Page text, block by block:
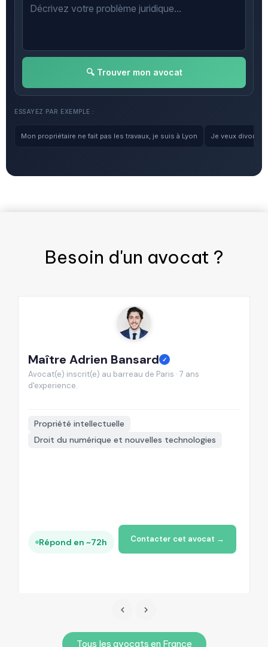
🔍 Trouver mon avocat
ESSAYEZ PAR EXEMPLE :
Mon propriétaire ne fait pas les travaux, je suis à Lyon Je veux
Besoin d'un avocat ?
Maître Adrien Bansard ✓
Avocat(e) inscrit(e) au barreau de Paris · 7 ans
d'experience.
Propriété intellectuelle
Droit du numérique et nouvelles technologies
Répond en ~72h Contacter cet avocat →
Tous les avocats en France